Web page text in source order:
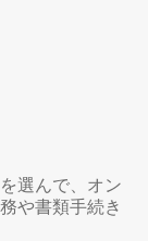
選んで、オン
や書類手続き